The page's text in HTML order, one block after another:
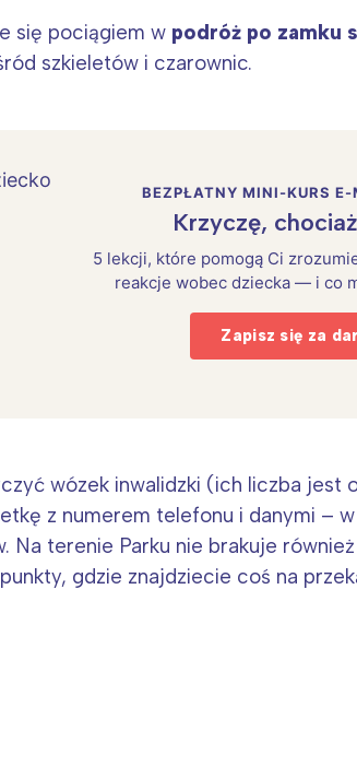
się pociągiem w podróż po zamku
szkieletów i czarownic.
BEZPŁATNY MINI-KURS E-
Krzyczę,
5 lekcji, które pomogą Ci
reakcje wobec dziecka — i co
Zapisz się za
wózek inwalidzki (ich liczba jest
z numerem telefonu i danymi –
Na terenie Parku nie brakuje
gdzie znajdziecie coś na
mnie wydarzenia z
Śląsk